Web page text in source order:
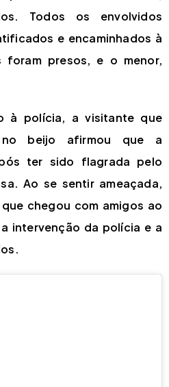
Todos os envolvidos
e encaminhados à
foram presos, e o menor,
à polícia, a visitante que
beijo afirmou que a
ter sido flagrada pelo
Ao se sentir ameaçada,
chegou com amigos ao
intervenção da polícia e a